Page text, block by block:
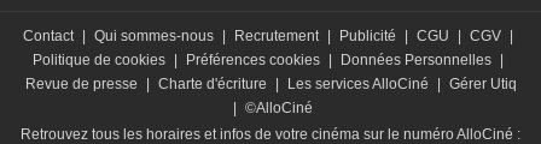
Contact Qui sommes-nous Recrutement Publicité CGU CGV
Politique de cookies
Préférences cookies Données Personnelles
Revue de presse
Charte d'écriture Les services AlloCiné
Gérer Utiq
©AlloCiné
Retrouvez tous les horaires et infos de votre cinéma sur le numéro AlloCiné :